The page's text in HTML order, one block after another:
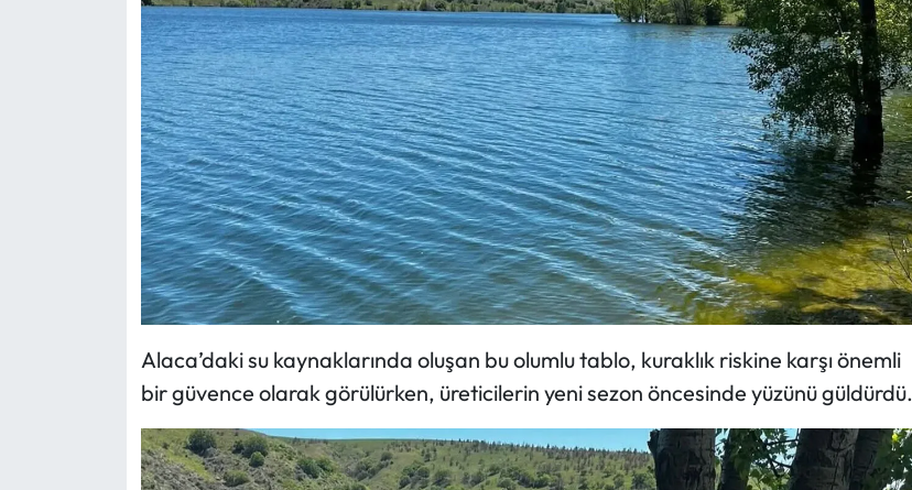
Alaca’daki su kaynaklarında oluşan bu olumlu tablo, kuraklık riskine karşı önemli
bir güvence olarak görülürken, üreticilerin yeni sezon öncesinde yüzünü güldürdü.